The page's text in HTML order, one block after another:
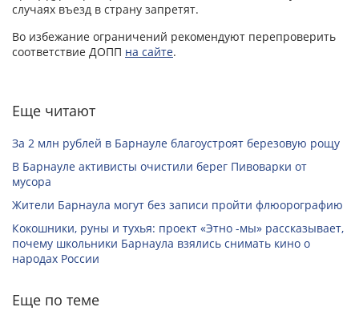
случаях въезд в страну запретят.
Во избежание ограничений рекомендуют перепроверить
соответствие ДОПП на сайте.
Еще читают
За 2 млн рублей в Барнауле благоустроят березовую рощу
В Барнауле активисты очистили берег Пивоварки от
мусора
Жители Барнаула могут без записи пройти флюорографию
Кокошники, руны и тухья: проект «Этно -мы» рассказывает,
почему школьники Барнаула взялись снимать кино о
народах России
Еще по теме